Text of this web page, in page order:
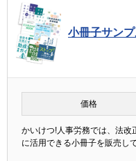
小冊子サン
価格
かいけつ!人事労務では、法改
に活用できる小冊子を販売し